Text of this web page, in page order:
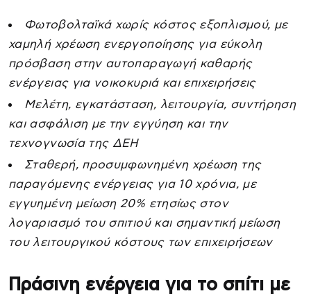
Φωτοβολταϊκά χωρίς κόστος εξοπλισμού, με
χαμηλή χρέωση ενεργοποίησης για εύκολη
πρόσβαση στην αυτοπαραγωγή καθαρής
ενέργειας για νοικοκυριά και επιχειρήσεις
Μελέτη, εγκατάσταση, λειτουργία, συντήρηση
και ασφάλιση με την εγγύηση και την
τεχνογνωσία της ΔΕΗ
Σταθερή, προσυμφωνημένη χρέωση της
παραγόμενης ενέργειας για 10 χρόνια, με
εγγυημένη μείωση 20% ετησίως στον
λογαριασμό του σπιτιού και σημαντική μείωση
του λειτουργικού κόστους των επιχειρήσεων
Πράσινη ενέργεια για το σπίτι με